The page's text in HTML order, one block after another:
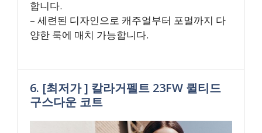
합니다.
– 세련된 디자인으로 캐주얼부터 포멀까지 다
양한 룩에 매치 가능합니다.
6. [최저가 ] 칼라거펠트 23FW 퀼티드
구스다운 코트